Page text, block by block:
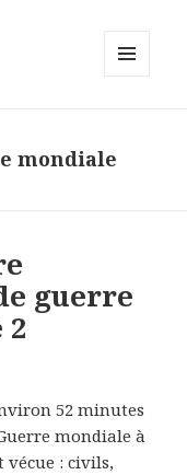
mondiale
guerre
2
52 minutes
mondiale à
vécue : civils,